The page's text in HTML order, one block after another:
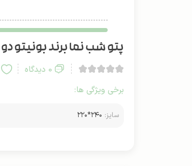
پتو شب نما برند بونیتو دو
0 دیدگاه
برخی ویژگی ها:
سایز: ۲۴۰*۲۲۰